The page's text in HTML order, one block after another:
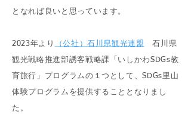
となれば良いと思っています。
2023年より （公社）石川県観光連盟 石川県
観光戦略推進部誘客戦略課「いしかわSDGs教
育旅行」プログラムの１つとして、SDGs里山
体験プログラムを提供することとなりまし
た。